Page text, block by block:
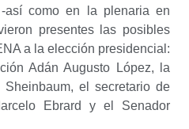
como en la plenaria en
presentes las posibles
a la elección presidencial:
Adán Augusto López, la
el secretario de
Ebrard y el Senador